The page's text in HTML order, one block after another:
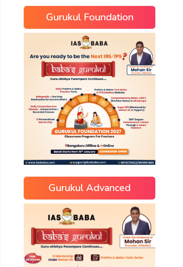
Gurukul Foundation
Gurukul Advanced